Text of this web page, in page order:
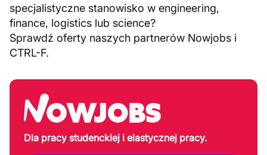
specjalistyczne stanowisko w engineering,
finance, logistics lub science?
Sprawdź oferty naszych partnerów Nowjobs i
CTRL-F.
Dla pracy studenckiej i elastycznej pracy.